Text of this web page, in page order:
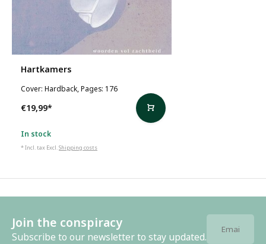
Hartkamers
Cover: Hardback, Pages: 176
€19,99*
In stock
* Incl. tax Excl.Shipping costs
Join the conspiracy
Subscribe to our newsletter to stay updated.